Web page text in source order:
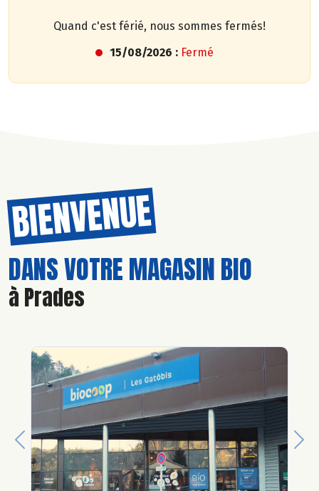
Quand c'est férié, nous sommes fermés!
15/08/2026 : Fermé
BIENVENUE
DANS VOTRE MAGASIN BIO
à Prades
Previous